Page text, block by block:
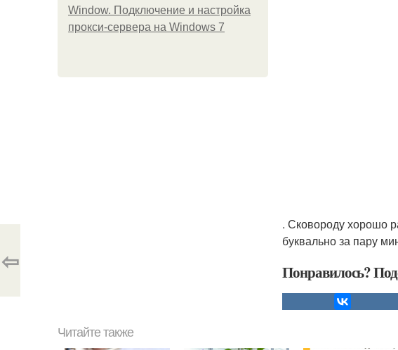
Window. Подключение и настройка
прокси-сервера на Windows 7
. Сковороду хорошо
буквально за пару
Понравилось?
⇦
Читайте также